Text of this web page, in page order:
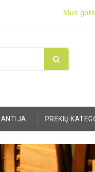
Mus
PREKIŲ